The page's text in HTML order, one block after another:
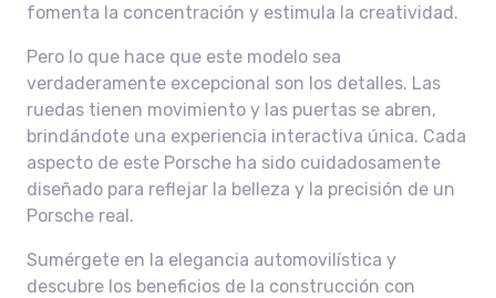
fomenta la concentración y estimula la creatividad.
Pero lo que hace que este modelo sea
verdaderamente excepcional son los detalles. Las
ruedas tienen movimiento y las puertas se abren,
brindándote una experiencia interactiva única. Cada
aspecto de este Porsche ha sido cuidadosamente
diseñado para reflejar la belleza y la precisión de un
Porsche real.
Sumérgete en la elegancia automovilística y
descubre los beneficios de la construcción con